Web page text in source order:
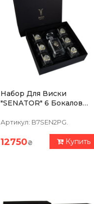
Набор Для Виски
"SENATOR" 6 Бокалов
Хрусталь С Платиной,
Серебра
Артикул: B7SEN2PG.
12750₴ Купить